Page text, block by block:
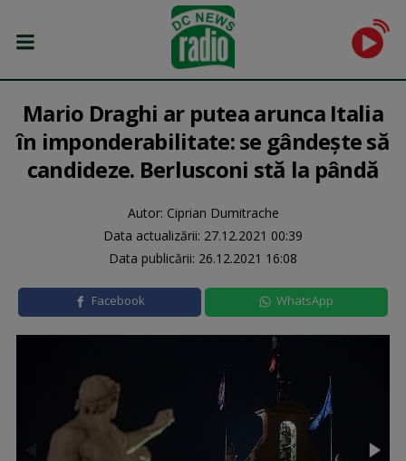
Mario Draghi ar putea arunca Italia
în imponderabilitate: se gândește să
candideze. Berlusconi stă la pândă
Autor: Ciprian Dumitrache
Data actualizării: 27.12.2021 00:39
Data publicării: 26.12.2021 16:08
Facebook WhatsApp